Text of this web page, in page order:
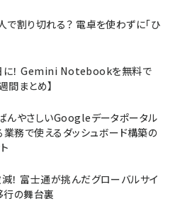
で割り切れる？ 電卓を使わずに「ひ
に！ Gemini Notebookを無料で
間まとめ】
んやさしいGoogleデータポータル
務で使えるダッシュボード構築の
！ 富士通が挑んだグローバルサイ
行の舞台裏